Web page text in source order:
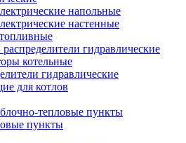
напольные
настенные
гидравлические
котельные
гидравлические
для котлов
тепловые пункты
пункты